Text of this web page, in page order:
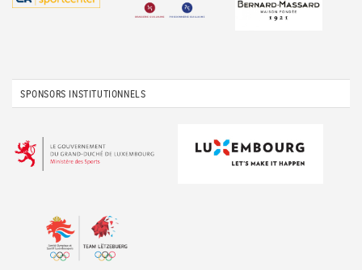
SPONSORS INSTITUTIONNELS